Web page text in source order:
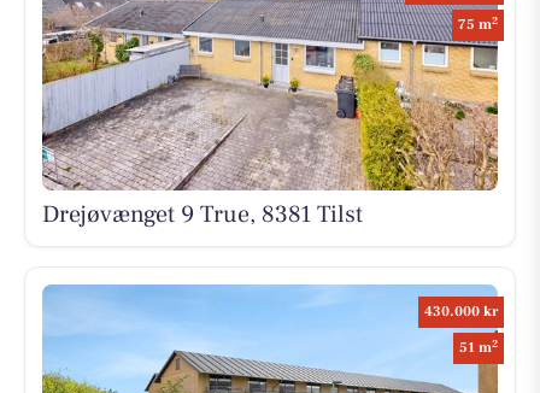
75 m2
Drejøvænget 9 True, 8381 Tilst
430.000 kr
51 m2